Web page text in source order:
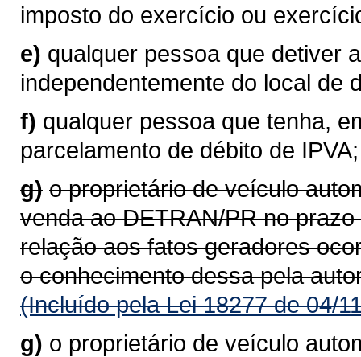
imposto do exercício ou
e) qualquer pessoa que detiver
independentemente do local de
f) qualquer pessoa que tenha,
parcelamento de débito de IPVA;
g) o proprietário de veículo
venda ao DETRAN/PR no
relação aos fatos geradores
o conhecimento dessa pela
(Incluído pela Lei 18277 de 04/
g) o proprietário de veículo